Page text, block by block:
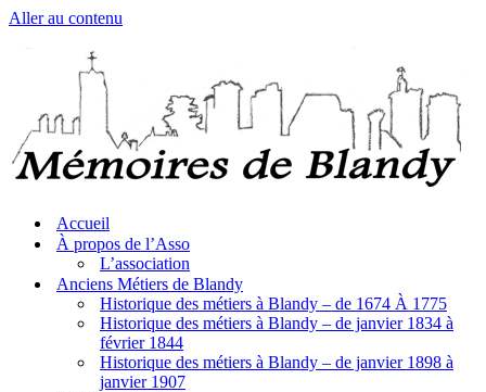
Aller au contenu
Accueil
À propos de l’Asso
L’association
Anciens Métiers de Blandy
Historique des métiers à Blandy – de 1674 À 1775
Historique des métiers à Blandy – de janvier 1834 à
février 1844
Historique des métiers à Blandy – de janvier 1898 à
janvier 1907